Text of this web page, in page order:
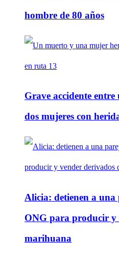
hombre de 80 años
Grave accidente
dos mujeres con
Alicia: detienen a
ONG para producir y
marihuana